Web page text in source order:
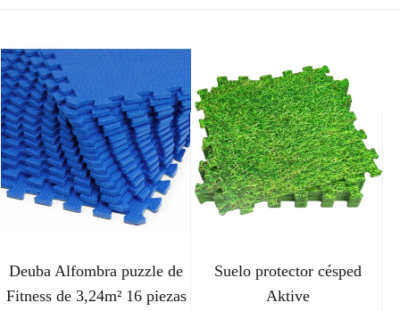
Deuba Alfombra puzzle de
Fitness de 3,24m² 16 piezas
Suelo protector césped
Aktive